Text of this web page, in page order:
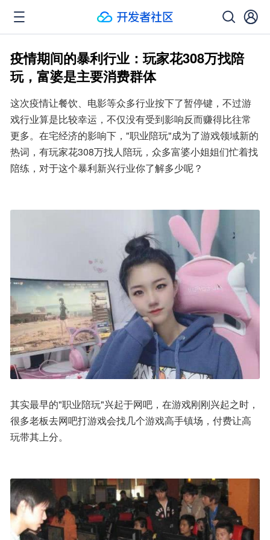
疫情期间的暴利行业：玩家花308万找陪
玩，富婆是主要消费群体
这次疫情让餐饮、电影等众多行业按下了暂停键，不过游
戏行业算是比较幸运，不仅没有受到影响反而赚得比往常
更多。在宅经济的影响下，"职业陪玩"成为了游戏领域新的
热词，有玩家花308万找人陪玩，众多富婆小姐姐们忙着找
陪练，对于这个暴利新兴行业你了解多少呢？
其实最早的"职业陪玩"兴起于网吧，在游戏刚刚兴起之时，
很多老板去网吧打游戏会找几个游戏高手镇场，付费让高
玩带其上分。